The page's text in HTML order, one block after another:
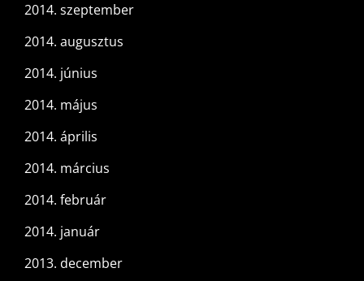
2014. szeptember
2014. augusztus
2014. június
2014. május
2014. április
2014. március
2014. február
2014. január
2013. december